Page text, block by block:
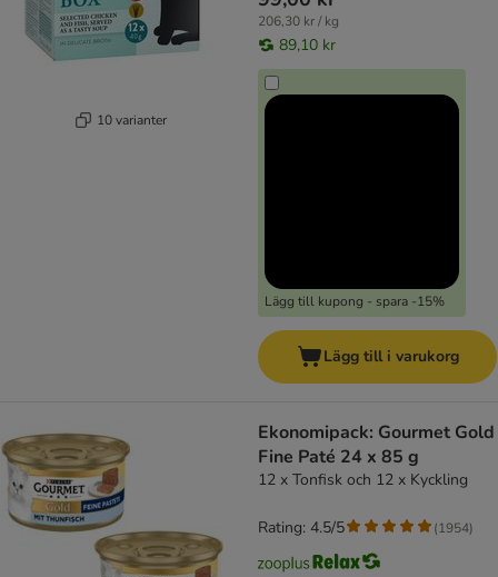
10 varianter
206,30 kr / kg
89,10 kr
Lägg till kupong - spara -15%
Lägg till i varukorg
Ekonomipack: Gourmet Gold
Fine Paté 24 x 85 g
12 x Tonfisk och 12 x Kyckling
Rating: 4.5/5 (1954)